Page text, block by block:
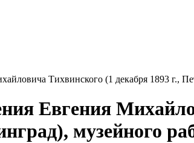
Тихвинского (1 декабря 1893 г.,
Евгения
музейного